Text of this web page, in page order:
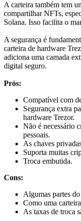
A carteira também tem
compartilhar NFTs,
Solana. Isso facilita o
A segurança é
carteira de hardware
adiciona uma camada
digital seguro.
Prós:
Compatível com
Segurança extra
hardware Trezor.
Não é necessário
pessoais.
As chaves
Suporta muitas
Troca embutida.
Cons:
Algumas partes
Como uma
As taxas de troca